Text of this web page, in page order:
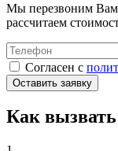
Мы перезвоним Вам
рассчитаем
Cогласен с
Оставить заявку
Как